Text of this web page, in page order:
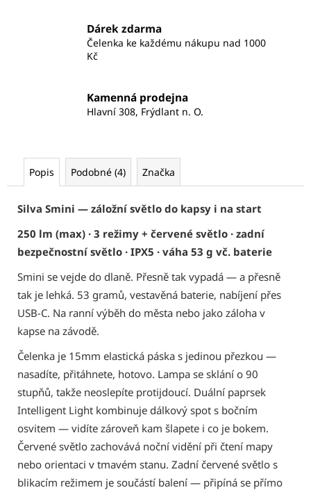
Dárek zdarma
Čelenka ke každému nákupu nad 1000
Kč
Kamenná prodejna
Hlavní 308, Frýdlant n. O.
Popis Podobné (4) Značka
Silva Smini — záložní světlo do kapsy i na start
250 lm (max) · 3 režimy + červené světlo · zadní
bezpečnostní světlo · IPX5 · váha 53 g vč. baterie
Smini se vejde do dlaně. Přesně tak vypadá — a přesně
tak je lehká. 53 gramů, vestavěná baterie, nabíjení přes
USB-C. Na ranní výběh do města nebo jako záloha v
kapse na závodě.
Čelenka je 15mm elastická páska s jedinou přezkou —
nasadíte, přitáhnete, hotovo. Lampa se sklání o 90
stupňů, takže neoslepíte protijdoucí. Duální paprsek
Intelligent Light kombinuje dálkový spot s bočním
osvitem — vidíte zároveň kam šlapete i co je bokem.
Červené světlo zachovává noční vidění při čtení mapy
nebo orientaci v tmavém stanu. Zadní červené světlo s
blikacím režimem je součástí balení — připíná se přímo